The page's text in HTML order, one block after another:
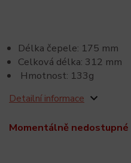
Momentálně nedostupné
Délka čepele: 175 mm
Celková délka: 312 mm
Hmotnost: 133g
Detailní informace